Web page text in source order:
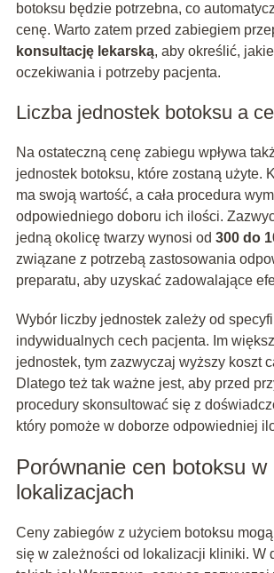
botoksu będzie potrzebna, co
cenę. Warto zatem przed zabiegiem
konsultację lekarską, aby określić,
oczekiwania i potrzeby pacjenta.
Liczba jednostek botoksu a
Na ostateczną cenę zabiegu wpływa
jednostek botoksu, które zostaną użyte.
ma swoją wartość, a cała procedura
odpowiedniego doboru ich ilości.
jedną okolicę twarzy wynosi od 300 do
związane z potrzebą zastosowania
preparatu, aby uzyskać zadowalające
Wybór liczby jednostek zależy od
indywidualnych cech pacjenta. Im
jednostek, tym zazwyczaj wyższy koszt
Dlatego też tak ważne jest, aby przed
procedury skonsultować się z
który pomoże w doborze odpowiedniej
Porównanie cen botoksu w
lokalizacjach
Ceny zabiegów z użyciem botoksu
się w zależności od lokalizacji kliniki. W